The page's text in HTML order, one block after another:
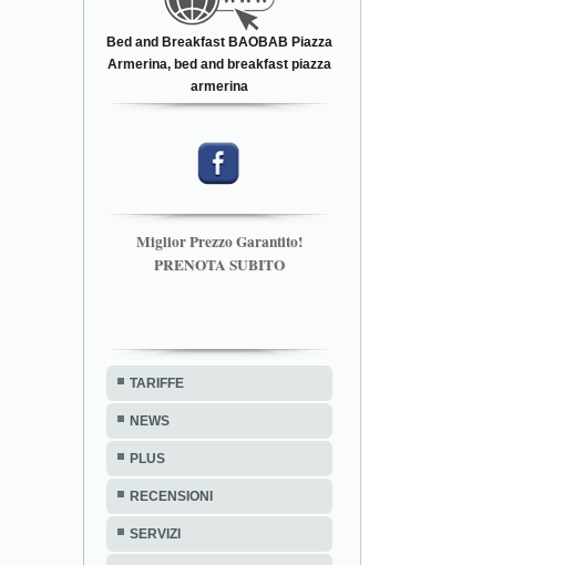
Bed and Breakfast BAOBAB Piazza
Armerina, bed and breakfast piazza
armerina
Miglior Prezzo Garantito!
PRENOTA SUBITO
TARIFFE
NEWS
PLUS
RECENSIONI
SERVIZI